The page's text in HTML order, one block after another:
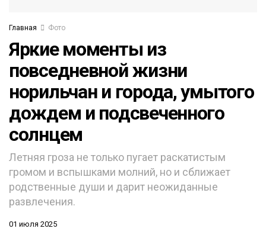
Главная Фото
Яркие моменты из
повседневной жизни
норильчан и города, умытого
дождем и подсвеченного
солнцем
Летняя гроза не только пугает раскатистым
громом и вспышками молний, но и сближает
родственные души и дарит неожиданные
развлечения.
01 июля 2025